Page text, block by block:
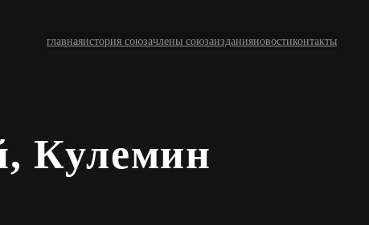
главнаяистория союзачлены союзаизданияновостиконтакты
Кулемин